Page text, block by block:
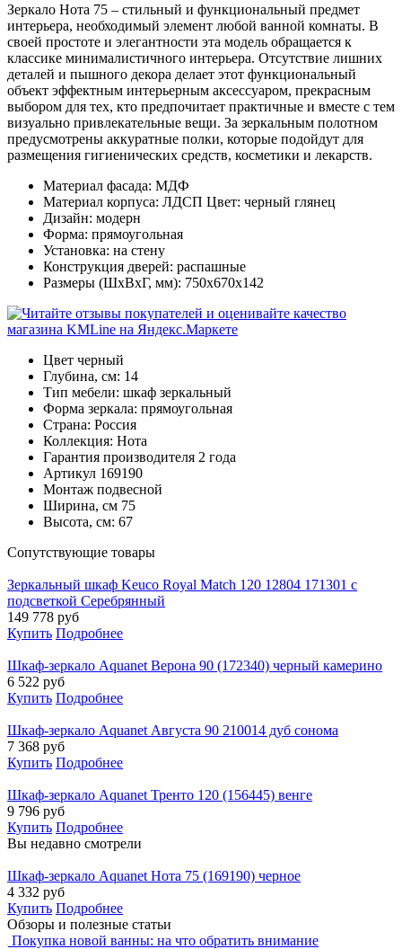
Зеркало Нота 75 – стильный и функциональный предмет
интерьера, необходимый элемент любой ванной комнаты. В
своей простоте и элегантности эта модель обращается к
классике минималистичного интерьера. Отсутствие лишних
деталей и пышного декора делает этот функциональный
объект эффектным интерьерным аксессуаром, прекрасным
выбором для тех, кто предпочитает практичные и вместе с тем
визуально привлекательные вещи. За зеркальным полотном
предусмотрены аккуратные полки, которые подойдут для
размещения гигиенических средств, косметики и лекарств.
Материал фасада: МДФ
Материал корпуса: ЛДСП Цвет: черный глянец
Дизайн: модерн
Форма: прямоугольная
Установка: на стену
Конструкция дверей: распашные
Размеры (ШхВхГ, мм): 750х670х142
Цвет черный
Глубина, см: 14
Тип мебели: шкаф зеркальный
Форма зеркала: прямоугольная
Страна: Россия
Коллекция: Нота
Гарантия производителя 2 года
Артикул 169190
Монтаж подвесной
Ширина, см 75
Высота, см: 67
Cопутствующие товары
Зеркальный шкаф Keuco Royal Match 120 12804 171301 с
подсветкой Серебрянный
149 778 руб
Купить Подробнее
Шкаф-зеркало Aquanet Верона 90 (172340) черный камерино
6 522 руб
Купить Подробнее
Шкаф-зеркало Aquanet Августа 90 210014 дуб сонома
7 368 руб
Купить Подробнее
Шкаф-зеркало Aquanet Тренто 120 (156445) венге
9 796 руб
Купить Подробнее
Вы недавно смотрели
Шкаф-зеркало Aquanet Нота 75 (169190) черное
4 332 руб
Купить Подробнее
Обзоры и полезные статьи
Покупка новой ванны: на что обратить внимание